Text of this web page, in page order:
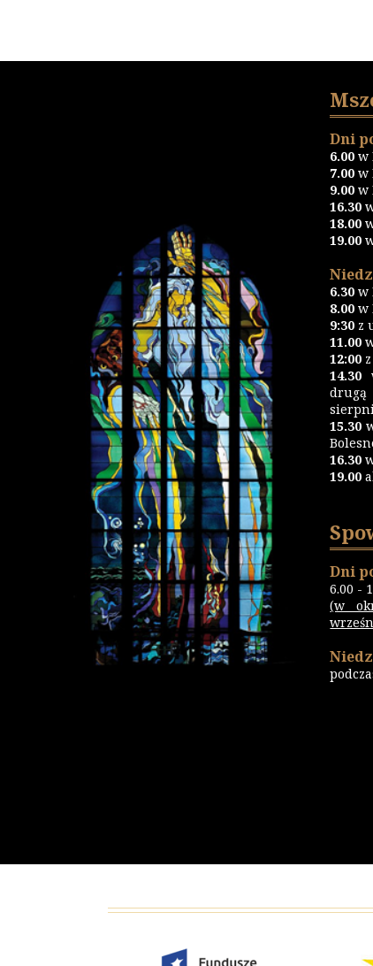
Dni
6.00 w
7.00 w
9.00 w
16.30
18.00
19.00
6.30 w
8.00 w
9:30 z
11.00
12:00
14.30
drugą
15.30
16.30
19.00
Dni
6.00 -
(w